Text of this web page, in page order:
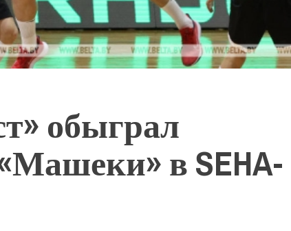
обыграл
в SEHA-